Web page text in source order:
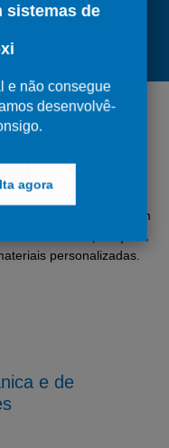
setor
em todo o mundo em
reparações,
personalizadas.
e de
sistemas de
e não consegue
desenvolvê-
agora